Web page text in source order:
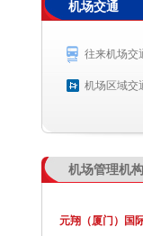
航空公司
机场交通
往来机场交
机场区域交
机场管理机构
元翔（厦门）国